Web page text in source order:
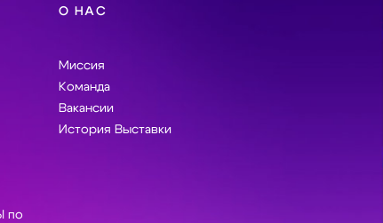
по
О НАС
Миссия
Команда
Вакансии
История Выставки